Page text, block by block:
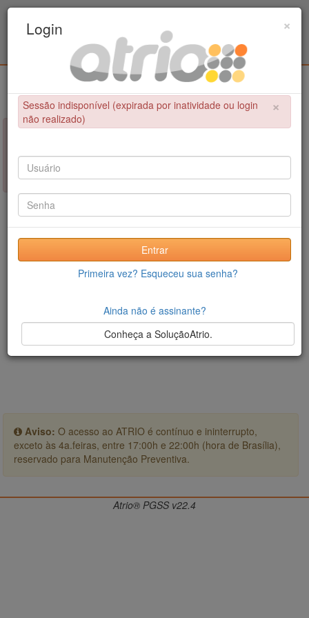
Civil / UPE
×
NÃO FOI POSSÍVEL CONCLUIR A OPERAÇÃO
Sessão indisponível (expirada por inatividade ou login não
realizado)
Aviso: O acesso ao ATRIO é contínuo e ininterrupto,
exceto às 4a.feiras, entre 17:00h e 22:00h (hora de Brasília),
reservado para Manutenção Preventiva.
×
Login
×
Sessão indisponível (expirada por inatividade ou login
não realizado)
Entrar
Primeira vez? Esqueceu sua senha?
Ainda não é assinante?
Conheça a SoluçãoAtrio.
Atrio® PGSS v22.4